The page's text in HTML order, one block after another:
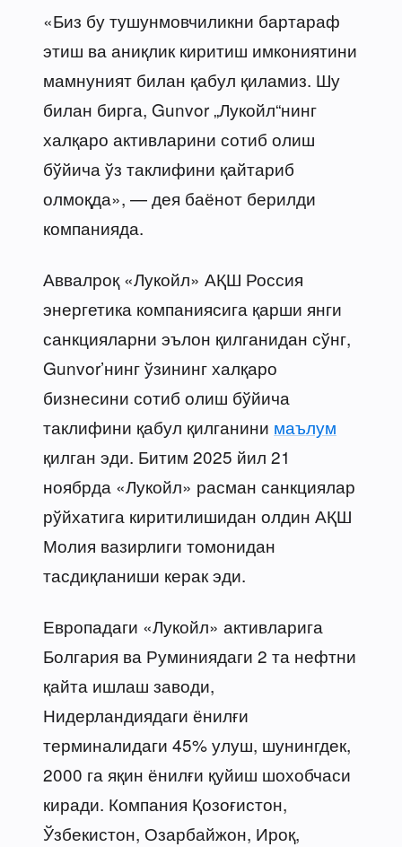
«Биз бу тушунмовчиликни бартараф
этиш ва аниқлик киритиш имкониятини
мамнуният билан қабул қиламиз. Шу
билан бирга, Gunvor „Лукойл“нинг
халқаро активларини сотиб олиш
бўйича ўз таклифини қайтариб
олмоқда», — дея баёнот берилди
компанияда.
Аввалроқ «Лукойл» АҚШ Россия
энергетика компаниясига қарши янги
санкцияларни эълон қилганидан сўнг,
Gunvor’нинг ўзининг халқаро
бизнесини сотиб олиш бўйича
таклифини қабул қилганини маълум
қилган эди. Битим 2025 йил 21
ноябрда «Лукойл» расман санкциялар
рўйхатига киритилишидан олдин АҚШ
Молия вазирлиги томонидан
тасдиқланиши керак эди.
Европадаги «Лукойл» активларига
Болгария ва Руминиядаги 2 та нефтни
қайта ишлаш заводи,
Нидерландиядаги ёнилғи
терминалидаги 45% улуш, шунингдек,
2000 га яқин ёнилғи қуйиш шохобчаси
киради. Компания Қозоғистон,
Ўзбекистон, Озарбайжон, Ироқ,